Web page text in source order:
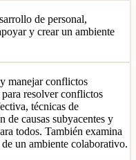
de personal,
y crear un ambiente
manejar conflictos
resolver conflictos
técnicas de
causas subyacentes y
todos. También examina
un ambiente colaborativo.